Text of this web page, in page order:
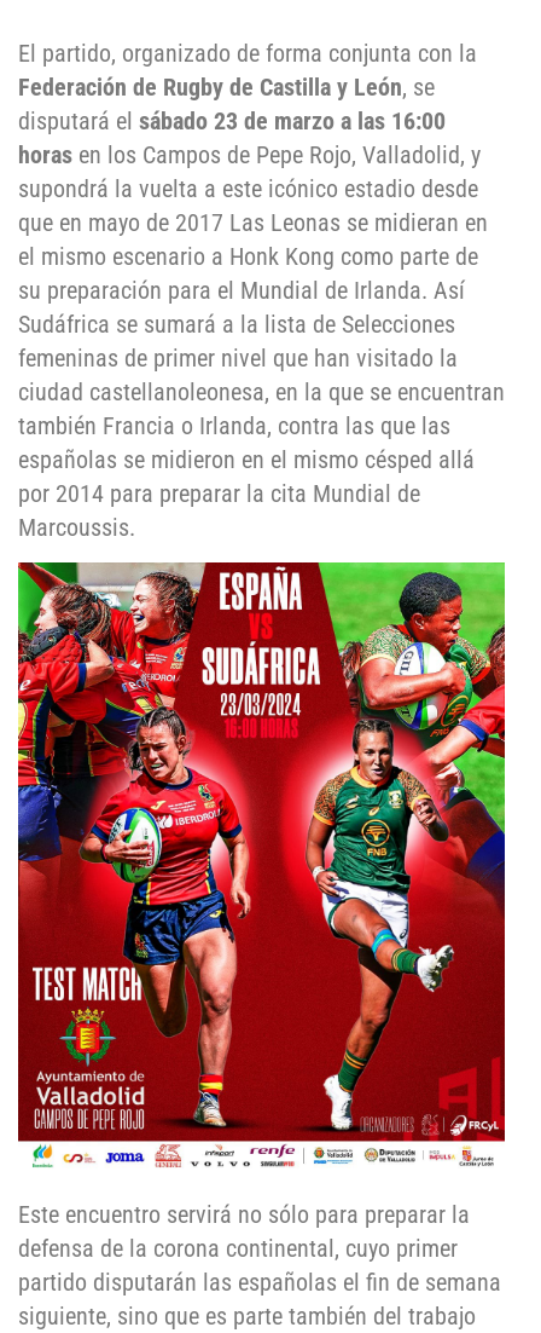
El partido, organizado de forma conjunta con la
Federación de Rugby de Castilla y León, se
disputará el sábado 23 de marzo a las 16:00
horas en los Campos de Pepe Rojo, Valladolid, y
supondrá la vuelta a este icónico estadio desde
que en mayo de 2017 Las Leonas se midieran en
el mismo escenario a Honk Kong como parte de
su preparación para el Mundial de Irlanda. Así
Sudáfrica se sumará a la lista de Selecciones
femeninas de primer nivel que han visitado la
ciudad castellanoleonesa, en la que se encuentran
también Francia o Irlanda, contra las que las
españolas se midieron en el mismo césped allá
por 2014 para preparar la cita Mundial de
Marcoussis.
Este encuentro servirá no sólo para preparar la
defensa de la corona continental, cuyo primer
partido disputarán las españolas el fin de semana
siguiente, sino que es parte también del trabajo